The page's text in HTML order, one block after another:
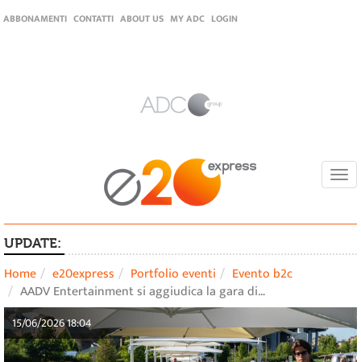
ABBONAMENTI CONTATTI ABOUT US MY ADC LOGIN
UPDATE:
Home e20express Portfolio eventi
Evento b2c
AADV Entertainment si aggiudica la gara di…
15/06/2026 18:04